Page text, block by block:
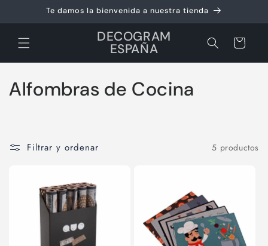
directamente
al contenido
Te damos la bienvenida a nuestra tienda
DECOGRAM
ESPAÑA Carrito
C
Alfombras de Cocina
Filtrar y ordenar 5 productos